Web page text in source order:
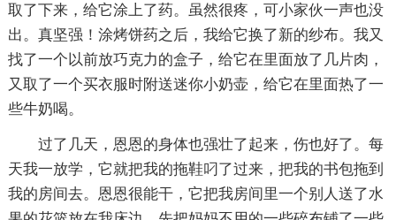
取了下来，给它涂上了药。虽然很疼，可小家伙一声也没
出。真坚强！涂烤饼药之后，我给它换了新的纱布。我又
找了一个以前放巧克力的盒子，给它在里面放了几片肉，
又取了一个买衣服时附送迷你小奶壶，给它在里面热了一
些牛奶喝。
过了几天，恩恩的身体也强壮了起来，伤也好了。每
天我一放学，它就把我的拖鞋叼了过来，把我的书包拖到
我的房间去。恩恩很能干，它把我房间里一个别人送了水